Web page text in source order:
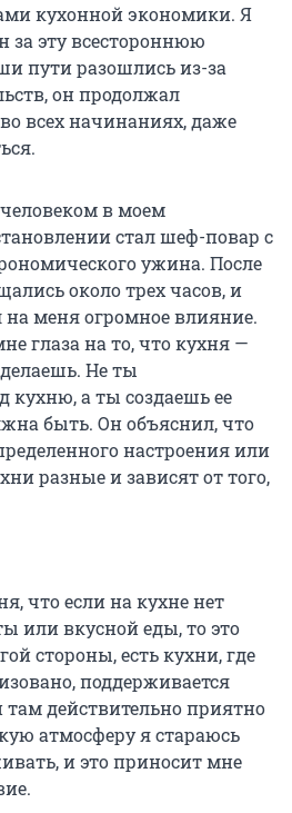
кухонной экономики. Я
за эту всестороннюю
пути разошлись из-за
он продолжал
всех начинаниях, даже
в моем
стал шеф-повар с
ужина. После
около трех часов, и
на меня огромное влияние.
глаза на то, что кухня —
Не ты
кухню, а ты создаешь ее
быть. Он объяснил, что
настроения или
разные и зависят от того,
что если на кухне нет
или вкусной еды, то это
стороны, есть кухни, где
поддерживается
там действительно приятно
атмосферу я стараюсь
и это приносит мне